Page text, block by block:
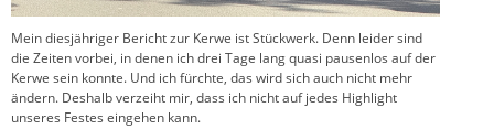
Mein diesjähriger Bericht zur Kerwe ist Stückwerk. Denn leider sind
die Zeiten vorbei, in denen ich drei Tage lang quasi pausenlos auf der
Kerwe sein konnte. Und ich fürchte, das wird sich auch nicht mehr
ändern. Deshalb verzeiht mir, dass ich nicht auf jedes Highlight
unseres Festes eingehen kann.